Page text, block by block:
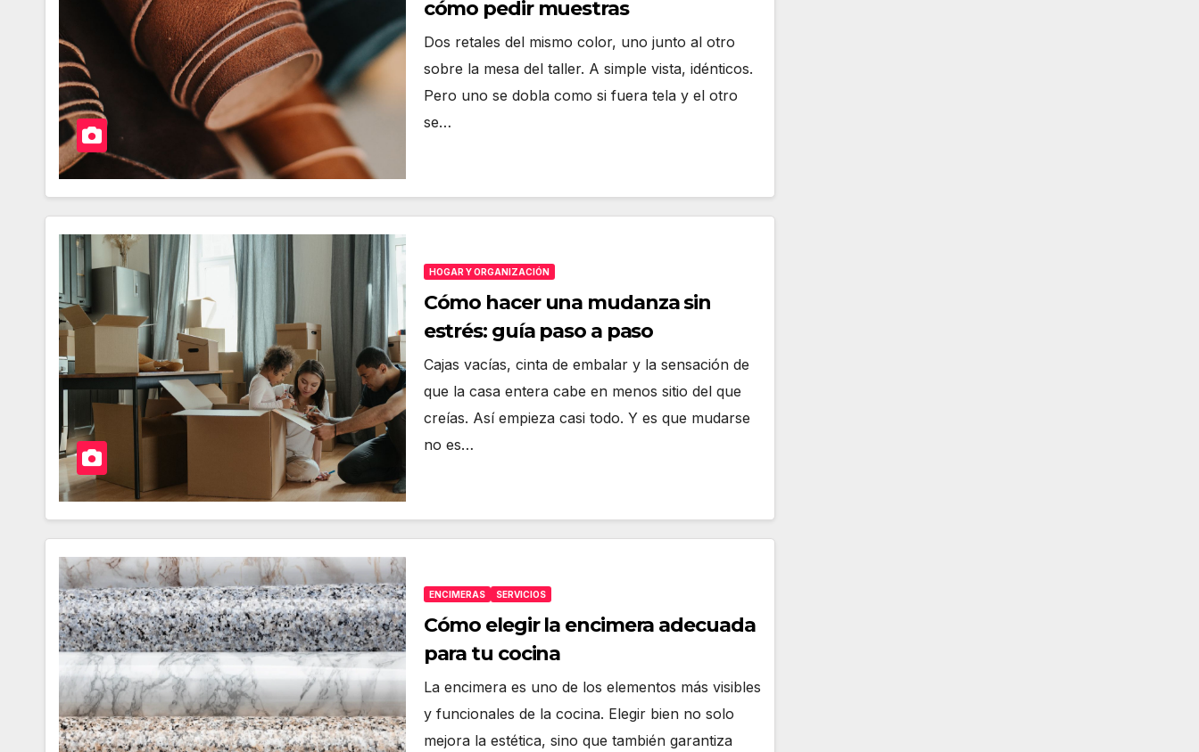
cómo pedir muestras
Dos retales del mismo color, uno junto al otro
sobre la mesa del taller. A simple vista, idénticos.
Pero uno se dobla como si fuera tela y el otro
se…
HOGAR Y ORGANIZACIÓN
Cómo hacer una mudanza sin
estrés: guía paso a paso
Cajas vacías, cinta de embalar y la sensación de
que la casa entera cabe en menos sitio del que
creías. Así empieza casi todo. Y es que mudarse
no es…
ENCIMERAS SERVICIOS
Cómo elegir la encimera adecuada
para tu cocina
La encimera es uno de los elementos más visibles
y funcionales de la cocina. Elegir bien no solo
mejora la estética, sino que también garantiza